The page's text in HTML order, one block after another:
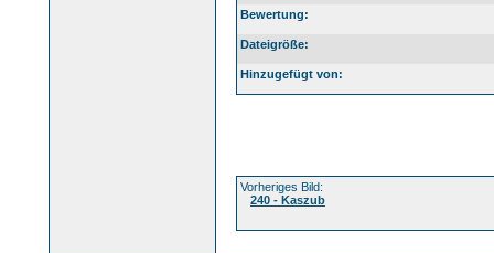
Bewertung:
Dateigröße:
Hinzugefügt von:
Vorheriges Bild:
240 - Kaszub